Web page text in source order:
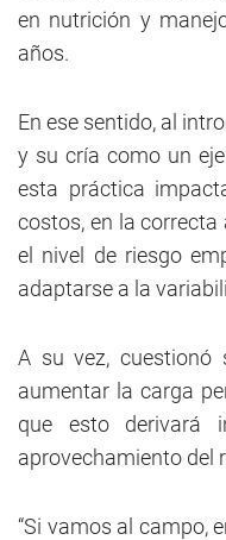
en nutrición y
años.
En ese sentido, al
y su cría como un
esta práctica
costos, en la
el nivel de riesgo
adaptarse a la
A su vez, cuestionó
aumentar la carga
que esto derivará
aprovechamiento del
“Si vamos al campo,